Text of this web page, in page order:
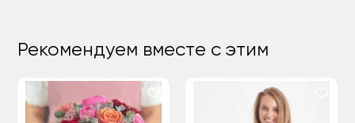
Рекомендуем вместе с этим